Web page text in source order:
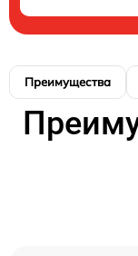
Преимущества